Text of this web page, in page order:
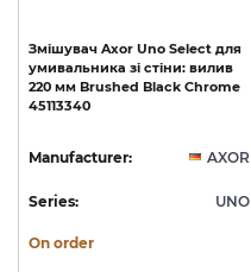
Змішувач Axor Uno Select для
умивальника зі стіни: вилив
220 мм Brushed Black Chrome
45113340
Manufacturer: AXOR
Series: UNO
On order